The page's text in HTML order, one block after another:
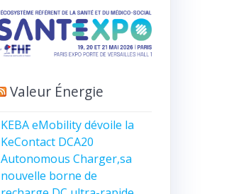
Valeur Énergie
KEBA eMobility dévoile la
KeContact DCA20
Autonomous Charger,sa
nouvelle borne de